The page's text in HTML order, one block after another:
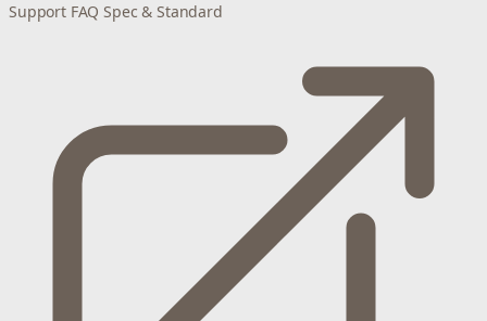
Support FAQ Spec & Standard